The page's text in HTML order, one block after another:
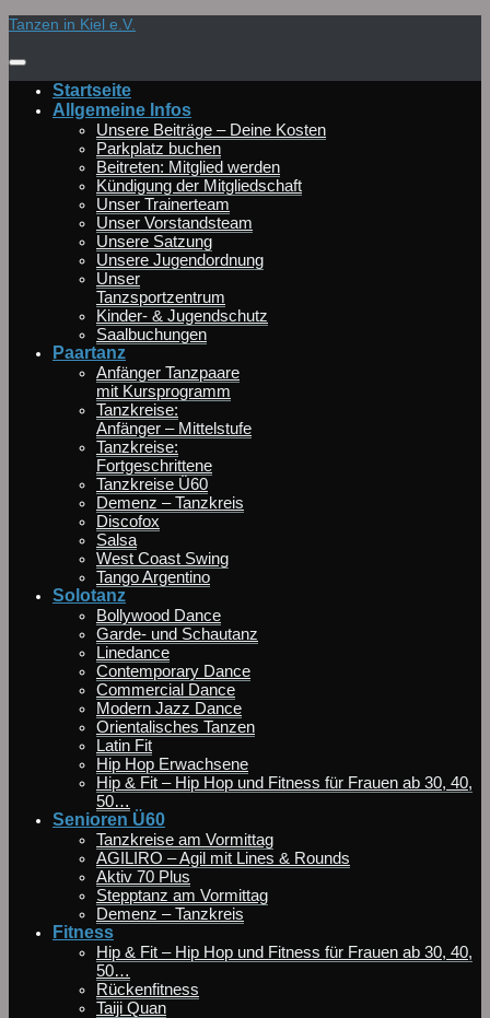
Zum
springen
Tanzen in Kiel e.V.
Startseite
Allgemeine Infos
Unsere Beiträge – Deine Kosten
Parkplatz buchen
Beitreten: Mitglied werden
Kündigung der Mitgliedschaft
Unser Trainerteam
Unser Vorstandsteam
Unsere Satzung
Unsere Jugendordnung
Unser
Tanzsportzentrum
Kinder- & Jugendschutz
Saalbuchungen
Paartanz
Anfänger Tanzpaare
mit Kursprogramm
Tanzkreise:
Anfänger – Mittelstufe
Tanzkreise:
Fortgeschrittene
Tanzkreise Ü60
Demenz – Tanzkreis
Discofox
Salsa
West Coast Swing
Tango Argentino
Solotanz
Bollywood Dance
Garde- und Schautanz
Linedance
Contemporary Dance
Commercial Dance
Modern Jazz Dance
Orientalisches Tanzen
Latin Fit
Hip Hop Erwachsene
Hip & Fit – Hip Hop und Fitness für Frauen ab 30, 40,
50…
Senioren Ü60
Tanzkreise am Vormittag
AGILIRO – Agil mit Lines & Rounds
Aktiv 70 Plus
Stepptanz am Vormittag
Demenz – Tanzkreis
Fitness
Hip & Fit – Hip Hop und Fitness für Frauen ab 30, 40,
50…
Rückenfitness
Taiji Quan